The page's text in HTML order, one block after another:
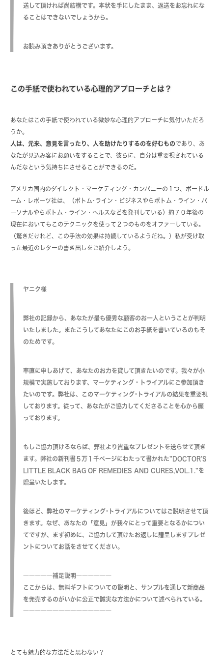
送して頂ければ尚結構です。本状を手にしたまま、返送をお忘れにな
ることはできないでしょうから。
お読み頂きありがとうございます。
この手紙で使われている心理的アプローチとは？
あなたはこの手紙で使われている微妙な心理的アプローチに気付いただろ
うか。
人は、元来、意見を言ったり、人を助けたりするのを好むものであり、あ
なたが見込み客にお願いをすることで、彼らに、自分は重要視されている
んだなという気持ちにさせることができるのだ。
アメリカ国内のダイレクト・マーケティング・カンパニーの１つ、ボードル
ーム・レポーツ社は、（ボトム･ライン・ビジネスやらボトム・ライン・パ
ーソナルやらボトム・ライン・ヘルスなどを発刊している）約７０年後の
現在においてもこのテクニックを使って２つのものをオファーしている。
（驚きだけれど、この手法の効果は持続しているようだね。）私が受け取
った最近のレターの書き出しをご紹介しよう。
ヤニク様
弊社の記録から、あなたが最も優秀な顧客のお一人ということが判明
いたしました。またこうしてあなたにこのお手紙を書いているのもそ
のためです。
率直に申しあげて、あなたのお力を貸して頂きたいのです。我々が小
規模で実施しております、マーケティング・トライアルにご参加頂き
たいのです。弊社は、このマーケティング･トライアルの結果を重要視
しております。従って、あなたがご協力してくださることを心から願
っております。
もしご協力頂けるならば、弊社より貴重なプレゼントを送らせて頂き
ます。弊社の新刊書５万１千ページにわたって書かれた”DOCTOR’S
LITTLE BLACK BAG OF REMEDIES AND CURES,VOL.1.”を
贈呈いたします。
後ほど、弊社のマーケティング･トライアルについてはご説明させて頂
きます。なぜ、あなたの「意見」が我々にとって重要となるかについ
てですが、まず初めに、ご協力して頂けたお返しに贈呈しますプレゼ
ントについてお話をさせてください。
―――――補足説明――――――
ここからは、無料ギフトについての説明と、サンプルを通して新商品
を発売するのがいかに公正で誠実な方法かについて述べられている。
―――――――――――――――
とても魅力的な方法だと思わない？